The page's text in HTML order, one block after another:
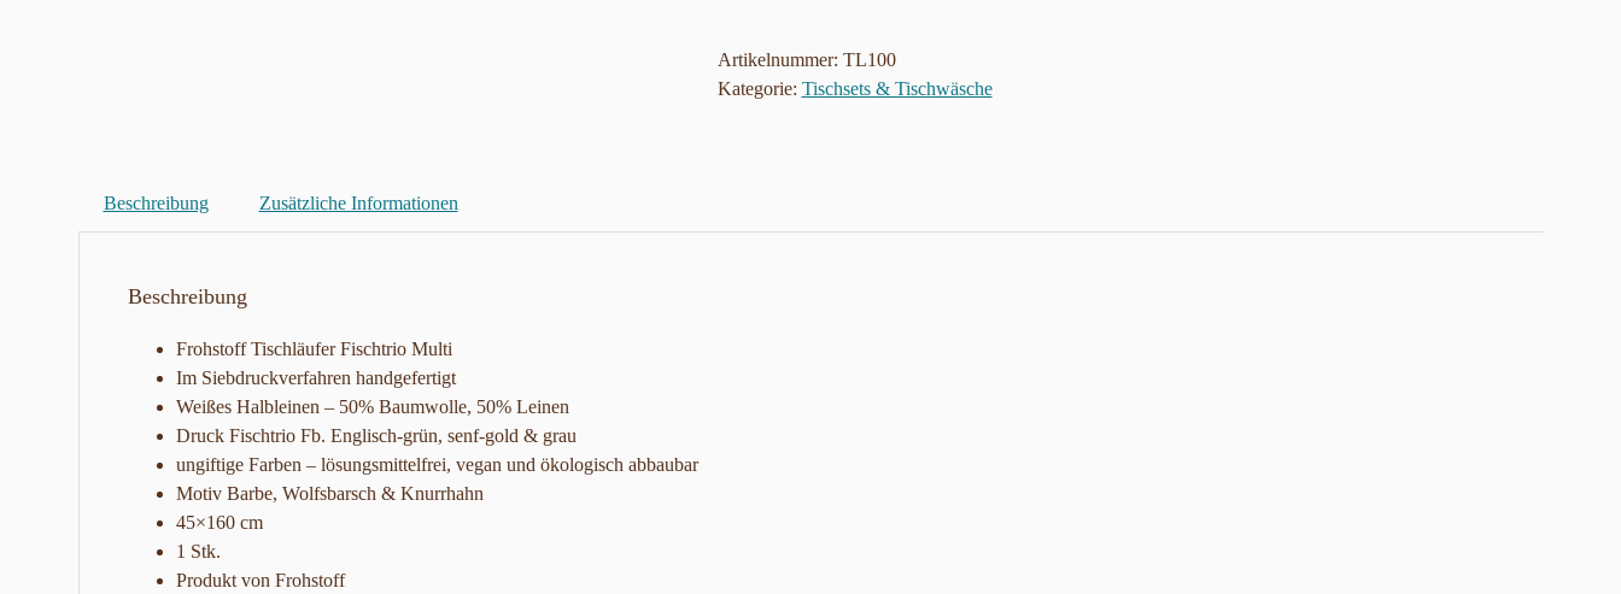
Artikelnummer: TL100
Kategorie: Tischsets & Tischwäsche
Beschreibung Zusätzliche Informationen
Beschreibung
Frohstoff Tischläufer Fischtrio Multi
Im Siebdruckverfahren handgefertigt
Weißes Halbleinen – 50% Baumwolle, 50% Leinen
Druck Fischtrio Fb. Englisch-grün, senf-gold & grau
ungiftige Farben – lösungsmittelfrei, vegan und ökologisch abbaubar
Motiv Barbe, Wolfsbarsch & Knurrhahn
45×160 cm
1 Stk.
Produkt von Frohstoff